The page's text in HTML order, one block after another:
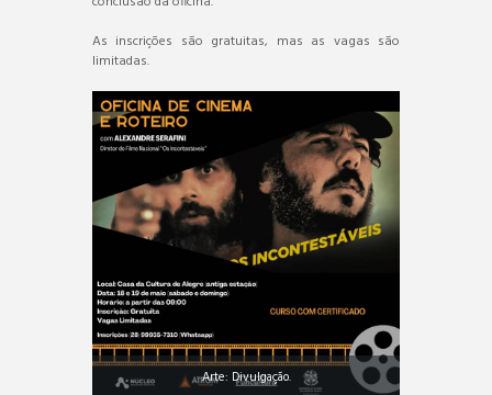
As inscrições são gratuitas, mas as vagas são
limitadas.
Arte: Divulgação.